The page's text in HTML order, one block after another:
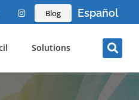
Blog Español
Solutions